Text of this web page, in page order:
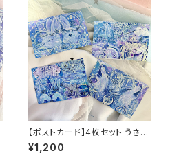
【ポストカード】4枚セット うさぎ
オオカミ 手紙 約100mm×148
mm
¥1,200